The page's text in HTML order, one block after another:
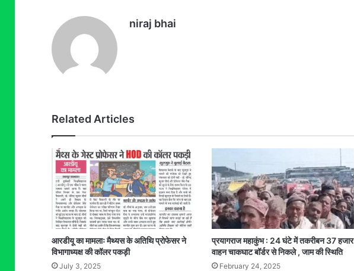
niraj bhai
Related Articles
आरडीयू का मामलाः मैथ्यस के अतिथि प्रोफेसर ने
विभागाध्यक्ष की कॉलर पकड़ी
July 3, 2025
प्रयागराज महाकुंभ : 24 घंटे में तकरीबन 37 हजार
वाहन चाकघाट बॉर्डर से निकले , जाम की स्थिति
February 24, 2025